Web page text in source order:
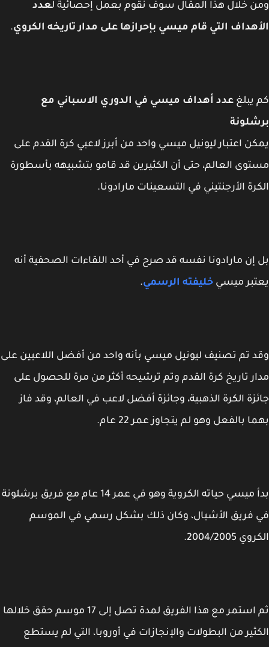
خلال هذا المقال سوف نقوم بعمل إحصائية لعدد
التي قام ميسي بإحرازها على مدار تاريخه الكروي.
يبلغعدد أهداف ميسي في الدوري الاسباني مع
اعتبار ليونيل ميسي واحد من أبرز لاعبي كرة القدم على
العالم، حتى أن الكثيرين قد قامو بتشبيهه بأسطورة
الأرجنتيني في التسعينات مارادونا.
إن مارادونا نفسه قد صرح في أحد اللقاءات الصحفية أنه
ميسيخليفته الرسمي.
تم تصنيف ليونيل ميسي بأنه واحد من أفضل اللاعبين على
تاريخ كرة القدم وتم ترشيحه أكثر من مرة للحصول على
الكرة الذهبية، وجائزة أفضل لاعب في العالم، وقد فاز
بالفعل وهو لم يتجاوز عمر 22 عام.
بدأ ميسي حياته الكروية وهو في عمر 14 عام مع فريق برشلونة
فريق الأشبال، وكان ذلك بشكل رسمي في الموسم
2004/2005.
ثم استمر مع هذا الفريق لمدة تصل إلى 17 موسم حقق خلالها
من البطولات والإنجازات في أوروبا، التي لم يستطع